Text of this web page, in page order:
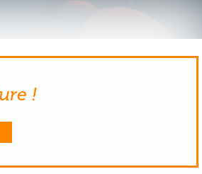
!